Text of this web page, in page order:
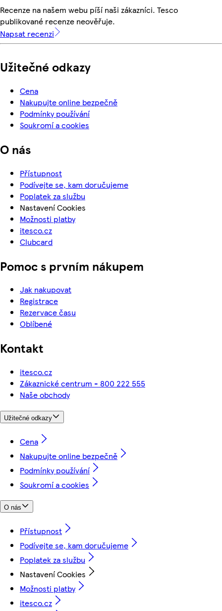
Recenze na našem webu píší naši zákazníci. Tesco
publikované recenze neověřuje.
Napsat recenzi
Užitečné odkazy
Cena
Nakupujte online bezpečně
Podmínky používání
Soukromí a cookies
O nás
Přístupnost
Podívejte se, kam doručujeme
Poplatek za službu
Nastavení Cookies
Možnosti platby
itesco.cz
Clubcard
Pomoc s prvním nákupem
Jak nakupovat
Registrace
Rezervace času
Oblíbené
Kontakt
itesco.cz
Zákaznické centrum - 800 222 555
Naše obchody
Užitečné odkazy
Cena
Nakupujte online bezpečně
Podmínky používání
Soukromí a cookies
O nás
Přístupnost
Podívejte se, kam doručujeme
Poplatek za službu
Nastavení Cookies
Možnosti platby
itesco.cz